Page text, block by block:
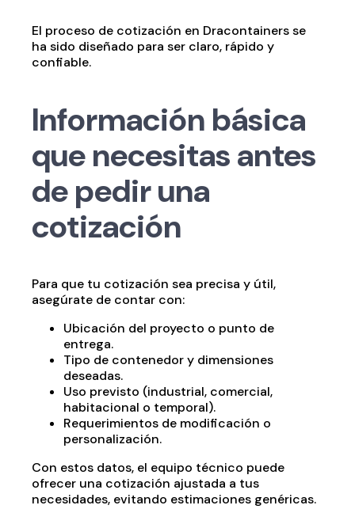
El proceso de cotización en Dracontainers se
ha sido diseñado para ser claro, rápido y
confiable.
Información básica
que necesitas antes
de pedir una
cotización
Para que tu cotización sea precisa y útil,
asegúrate de contar con:
Ubicación del proyecto o punto de
entrega.
Tipo de contenedor y dimensiones
deseadas.
Uso previsto (industrial, comercial,
habitacional o temporal).
Requerimientos de modificación o
personalización.
Con estos datos, el equipo técnico puede
ofrecer una cotización ajustada a tus
necesidades, evitando estimaciones genéricas.